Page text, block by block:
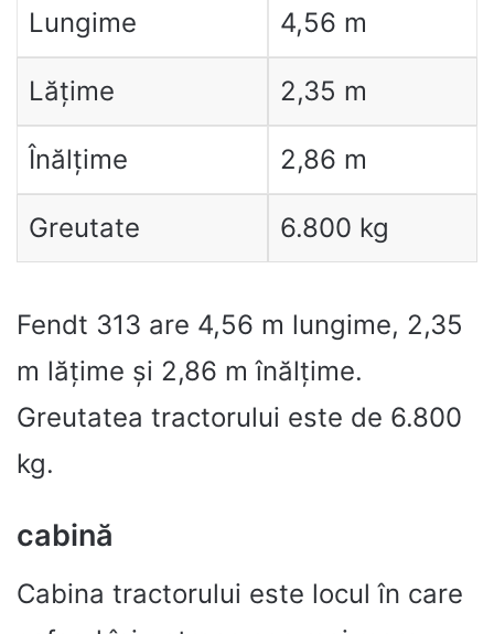
Lungime 4,56 m
Lățime 2,35 m
Înălțime 2,86 m
Greutate 6.800 kg
Fendt 313 are 4,56 m lungime, 2,35
m lățime și 2,86 m înălțime.
Greutatea tractorului este de 6.800
kg.
cabină
Cabina tractorului este locul în care